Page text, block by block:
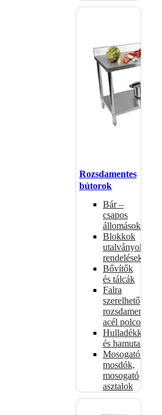
Rozsdamentes
bútorok
Bár –
csapos
állomások
Blokkok
utalványokhoz,
rendelésekhez
Bővítők
és tálcák
Falra
szerelhető
rozsdamentes
acél polcok
Hulladékkosarak
és hamutartók
Mosogatók,
mosdók,
mosogató
asztalok